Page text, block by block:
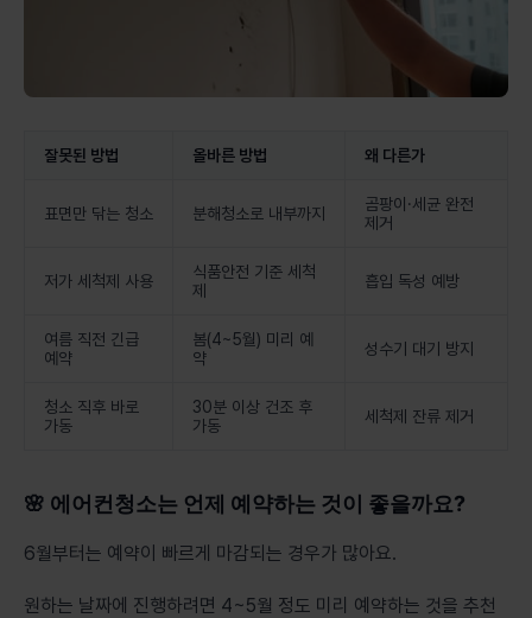
잘못된 방법 올바른 방법 왜 다른가
표면만 닦는 청소 분해청소로 내부까지
곰팡이·세균 완전
제거
저가 세척제 사용
식품안전 기준 세척
제
흡입 독성 예방
여름 직전 긴급
예약
봄(4~5월) 미리 예
약
성수기 대기 방지
청소 직후 바로
가동
30분 이상 건조 후
가동
세척제 잔류 제거
🌸 에어컨청소는 언제 예약하는 것이 좋을까요?
6월부터는 예약이 빠르게 마감되는 경우가 많아요.
원하는 날짜에 진행하려면 4~5월 정도 미리 예약하는 것을 추천